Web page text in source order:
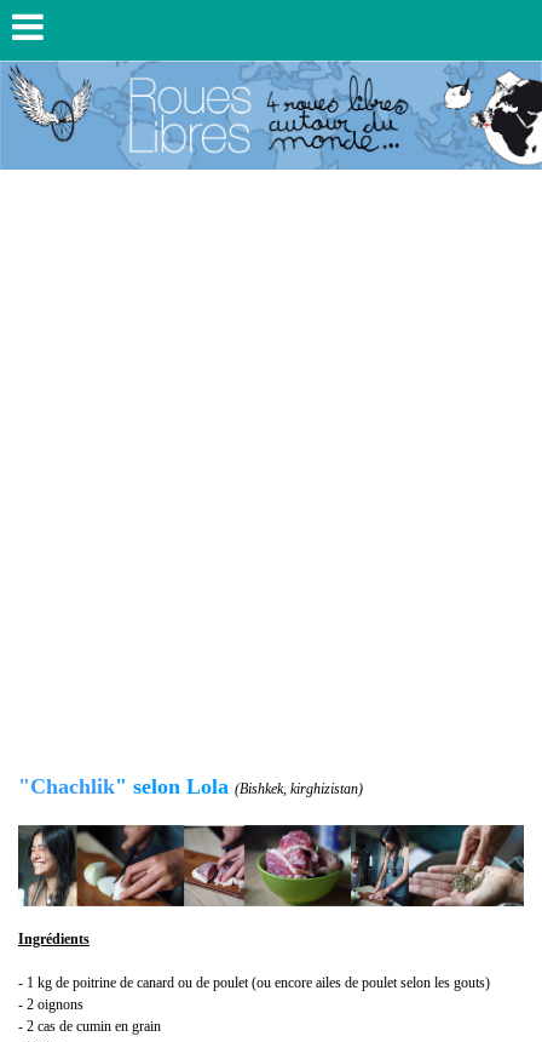
"Chachlik" selon Lola (Bishkek, kirghizistan)
Ingrédients
- 1 kg de poitrine de canard ou de poulet (ou encore ailes de poulet selon les gouts)
- 2 oignons
- 2 cas de cumin en grain